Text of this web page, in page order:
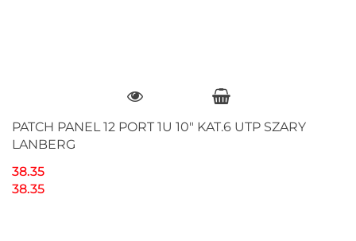
PATCH PANEL 12 PORT 1U 10" KAT.6 UTP SZARY
LANBERG
38.35
38.35